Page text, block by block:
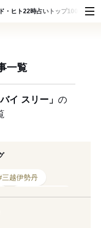
・ヒト22時占い トップ100 スナッ
一覧
イ スリー」 の
三越伊勢丹
・ポー ボーテ